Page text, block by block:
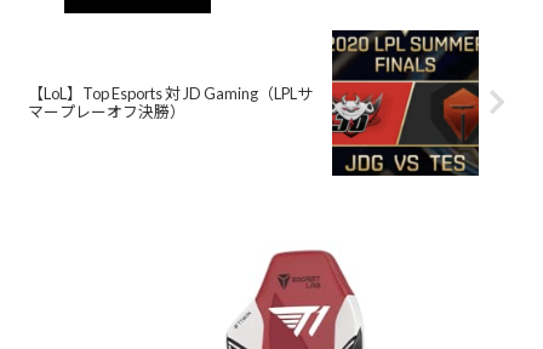
【LoL】Top Esports 対 JD Gaming（LPLサ
マープレーオフ決勝）